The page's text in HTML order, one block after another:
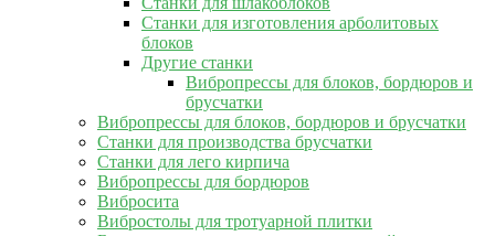
Станки для изготовления арболитовых
блоков
Другие станки
Вибропрессы для блоков, бордюров и
брусчатки
Вибропрессы для блоков, бордюров и брусчатки
Станки для производства брусчатки
Станки для лего кирпича
Вибропрессы для бордюров
Вибросита
Вибростолы для тротуарной плитки